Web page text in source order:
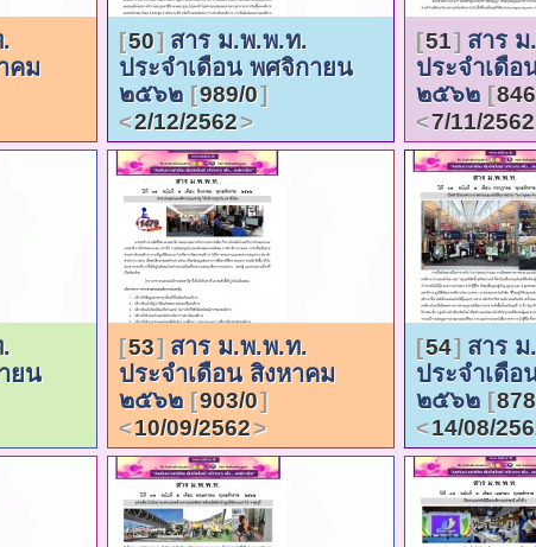
คม
50
สาร ม.พ.พ.ท.
ประจำเดือน พศจิกายน
๒๕๖๒
989/0
2/12/2562
51
สาร
ประจำเดือ
๒๕๖๒
7/11/2562
ยน
53
สาร ม.พ.พ.ท.
ประจำเดือน สิงหาคม
๒๕๖๒
903/0
10/09/2562
54
สาร
ประจำเดื
๒๕๖๒
14/08/